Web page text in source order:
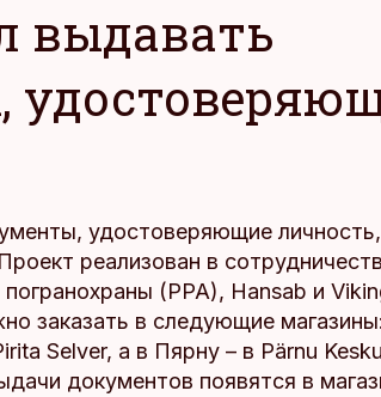
выдавать
удостоверяющие
реализован в
(PPA), Hansab и
заказать в следующие
Selver, а в Пярну – в Pärnu
документов появятся в